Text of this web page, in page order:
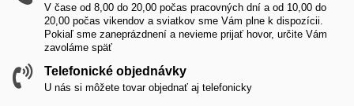
V čase od 8,00 do 20,00 počas pracovných dní a od 10,00 do
20,00 počas vikendov a sviatkov sme Vám plne k dispozícii.
Pokiaľ sme zaneprázdnení a nevieme prijať hovor, určite Vám
zavoláme späť
Telefonické objednávky
U nás si môžete tovar objednať aj telefonicky